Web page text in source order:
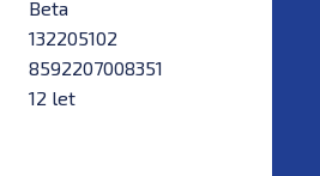
Beta
132205102
8592207008351
12 let